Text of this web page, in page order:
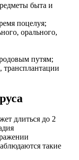
быта и
поцелуя;
орального,
путям;
трансплантации
длиться до 2
такие